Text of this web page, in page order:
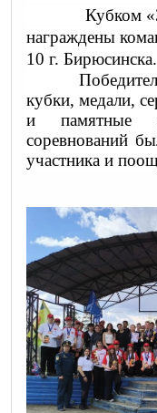
Кубком
награждены
10 г. Бирюсинска.
кубки, медали,
и памятные
соревнований
участника и